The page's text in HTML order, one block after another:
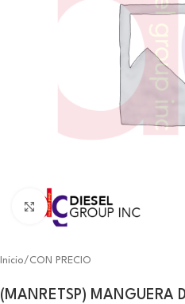
Click to enlarge
Inicio/ CON PRECIO
(MANRETSP) MANGUERA